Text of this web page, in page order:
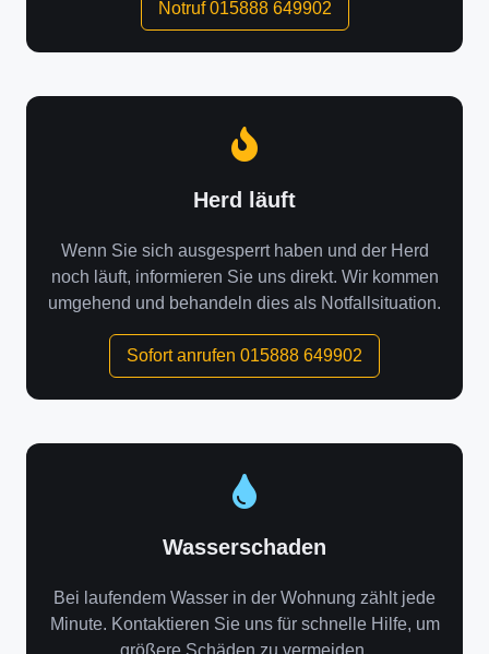
Notruf 015888 649902
Herd läuft
Wenn Sie sich ausgesperrt haben und der Herd
noch läuft, informieren Sie uns direkt. Wir kommen
umgehend und behandeln dies als Notfallsituation.
Sofort anrufen 015888 649902
Wasserschaden
Bei laufendem Wasser in der Wohnung zählt jede
Minute. Kontaktieren Sie uns für schnelle Hilfe, um
größere Schäden zu vermeiden.